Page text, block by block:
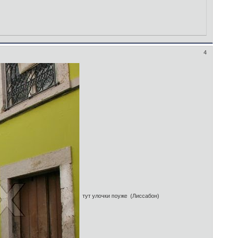
4
тут улочки поуже (Лиссабон)